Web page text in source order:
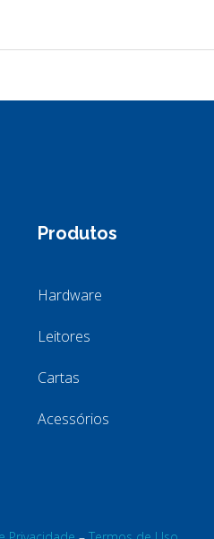
Produtos
Hardware
Leitores
Cartas
Acessórios